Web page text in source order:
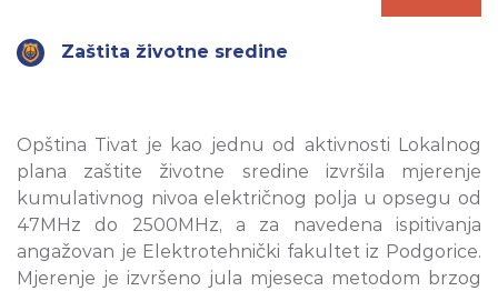
Zaštita životne sredine
Opština Tivat je kao jednu od aktivnosti Lokalnog
plana zaštite životne sredine izvršila mjerenje
kumulativnog nivoa električnog polja u opsegu od
47MHz do 2500MHz, a za navedena ispitivanja
angažovan je Elektrotehnički fakultet iz Podgorice.
Mjerenje je izvršeno jula mjeseca metodom brzog